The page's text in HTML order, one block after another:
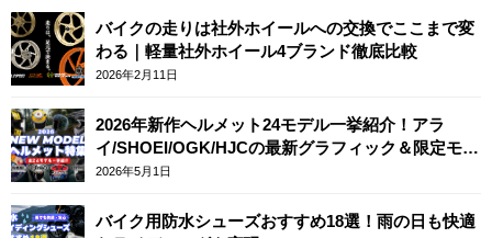
バイクの走りは社外ホイールへの交換でここまで変
わる｜軽量社外ホイール4ブランド徹底比較
2026年2月11日
2026年新作ヘルメット24モデル一挙紹介！アラ
イ/SHOEI/OGK/HJCの最新グラフィック＆限定モデ
ルまとめ
2026年5月1日
バイク用防水シューズおすすめ18選！雨の日も快適